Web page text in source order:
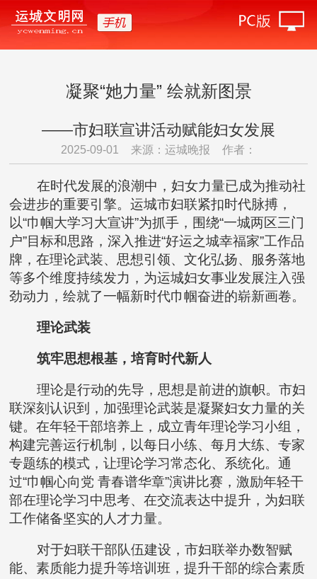
凝聚“她力量” 绘就新图景
——市妇联宣讲活动赋能妇女发展
2025-09-01 来源：运城晚报 作者：
在时代发展的浪潮中，妇女力量已成为推动社
会进步的重要引擎。运城市妇联紧扣时代脉搏，
以“巾帼大学习大宣讲”为抓手，围绕“一城两区三门
户”目标和思路，深入推进“好运之城幸福家”工作品
牌，在理论武装、思想引领、文化弘扬、服务落地
等多个维度持续发力，为运城妇女事业发展注入强
劲动力，绘就了一幅新时代巾帼奋进的崭新画卷。
理论武装
筑牢思想根基，培育时代新人
理论是行动的先导，思想是前进的旗帜。市妇
联深刻认识到，加强理论武装是凝聚妇女力量的关
键。在年轻干部培养上，成立青年理论学习小组，
构建完善运行机制，以每日小练、每月大练、专家
专题练的模式，让理论学习常态化、系统化。通
过“巾帼心向党 青春谱华章”演讲比赛，激励年轻干
部在理论学习中思考、在交流表达中提升，为妇联
工作储备坚实的人才力量。
对于妇联干部队伍建设，市妇联举办数智赋
能、素质能力提升等培训班，提升干部的综合素质